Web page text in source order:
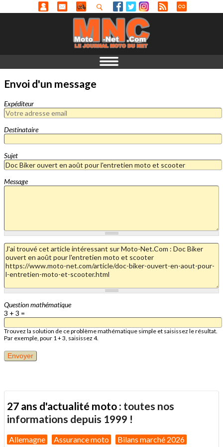
Envoi d'un message
Expéditeur
Destinataire
Sujet
Message
Question mathématique
3 + 3 =
Trouvez la solution de ce problème mathématique simple et saisissez le résultat.
Par exemple, pour 1 + 3, saisissez 4.
27 ans d'actualité moto : toutes nos
informations depuis 1999 !
Allemagne Assurance moto Bilans marché 2026